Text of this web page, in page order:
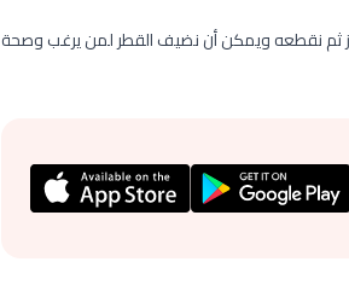
ثم نقطعه ويمكن أن نضيف القطر لمن يرغب وصحة